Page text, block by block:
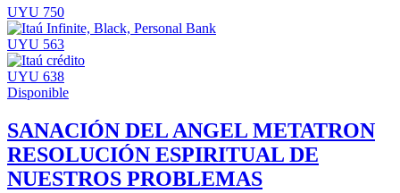
UYU 750
UYU 563
UYU 638
Disponible
SANACIÓN DEL ANGEL METATRON
RESOLUCIÓN ESPIRITUAL DE
NUESTROS PROBLEMAS